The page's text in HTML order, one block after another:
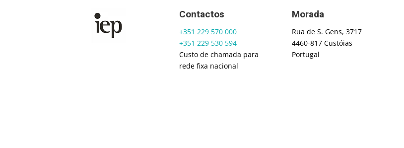
Contactos
+351 229 570 000
+351 229 530 594
Custo de chamada para
rede fixa nacional
Morada
Rua de S. Gens, 3717
4460-817 Custóias
Portugal